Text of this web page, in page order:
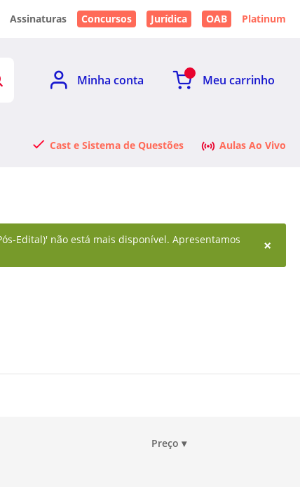
Assinaturas Concursos Jurídica OAB Platinum
Minha conta Meu carrinho
Cast e Sistema de Questões Aulas Ao Vivo
Edital)' não está mais disponível. Apresentamos
×
Preço ▾